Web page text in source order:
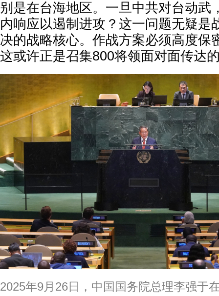
别是在台海地区。一旦中共对台动武
内响应以遏制进攻？这一问题无疑是
决的战略核心。作战方案必须高度保
这或许正是召集800将领面对面传达
2025年9月26日，中国国务院总理李强于